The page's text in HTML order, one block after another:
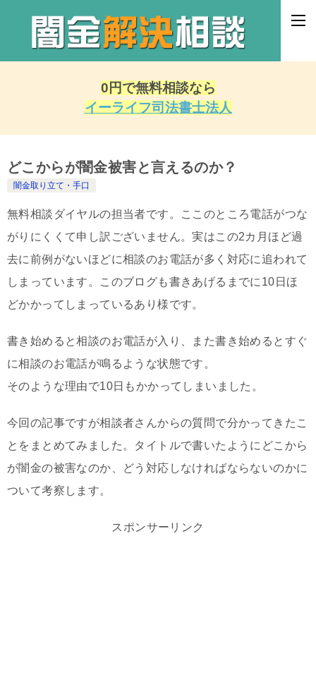
0円で無料相談なら
イーライフ司法書士法人
どこからが闇金被害と言えるのか？
闇金取り立て・手口
無料相談ダイヤルの担当者です。ここのところ電話がつな
がりにくくて申し訳ございません。実はこの2カ月ほど過
去に前例がないほどに相談のお電話が多く対応に追われて
しまっています。このブログも書きあげるまでに10日ほ
どかかってしまっているあり様です。
書き始めると相談のお電話が入り、また書き始めるとすぐ
に相談のお電話が鳴るような状態です。
そのような理由で10日もかかってしまいました。
今回の記事ですが相談者さんからの質問で分かってきたこ
とをまとめてみました。タイトルで書いたようにどこから
が闇金の被害なのか、どう対応しなければならないのかに
ついて考察します。
スポンサーリンク